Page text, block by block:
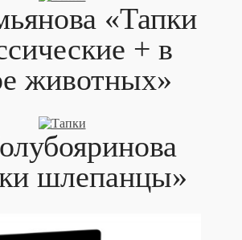
«Тапки
+ в
животных»
шлепанцы»